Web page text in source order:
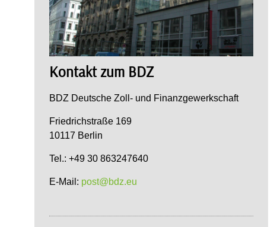
Kontakt zum BDZ
BDZ Deutsche Zoll- und Finanzgewerkschaft
Friedrichstraße 169
10117 Berlin
Tel.: +49 30 863247640
E-Mail: post@bdz.eu